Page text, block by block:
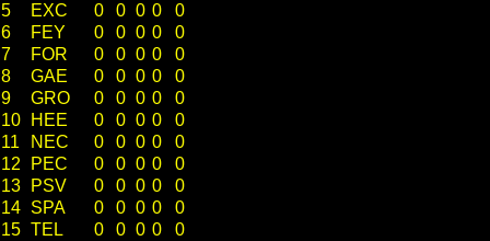
5
EXC 0 0 0 0
0
6
FEY 0 0 0 0
0
7
FOR 0 0 0 0
0
8
GAE 0 0 0 0
0
9
GRO 0 0 0 0
0
10
HEE 0 0 0 0
0
11
NEC 0 0 0 0
0
12
PEC 0 0 0 0
0
13
PSV 0 0 0 0
0
14 SPA 0 0 0 0
0
15 TEL 0 0 0 0
0